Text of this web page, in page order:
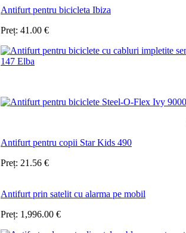
Antifurt pentru bicicleta Ibiza
Preț: 41.00 €
Antifurt pentru copii Star Kids 490
Preț: 21.56 €
Antifurt prin satelit cu alarma pe mobil
Preț: 1,996.00 €